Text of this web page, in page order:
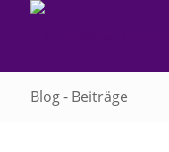
Blog - Beiträge